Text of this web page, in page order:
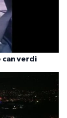
can verdi